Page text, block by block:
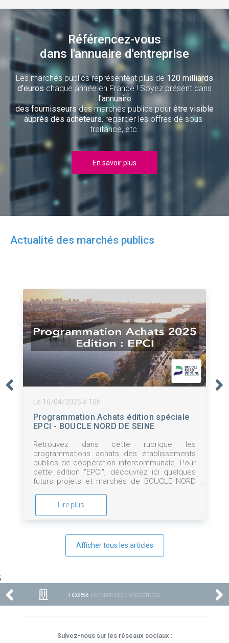
Référencez-vous
dans l'annuaire d'entreprise
Les marchés publics représentent plus de 120 milliards
d'euros chaque année en France ! Soyez présent dans
l'annuaire
des fournisseursdes marchés publics pour être visible
auprès des acheteurs, regarder les offres de sous-
traitance, etc.
En savoir plus
Actualité des marchés publics
Afficher tous les articles
Le 16/04/2025 à 10h
Programmation Achats édition spéciale
EPCI - BOUCLE NORD DE SEINE
Retrouvez dans cette rubrique les
programmations achats des établissements
publics de coopération intercommunale. Pour
cette édition "EPCI", découvrez ici quelques
futurs projets et marchés de BOUCLE NORD
Lire plus
;
1 002 596 ENTREPRISES ENREGISTRÉES
Suivez-nous sur les réseaux sociaux :